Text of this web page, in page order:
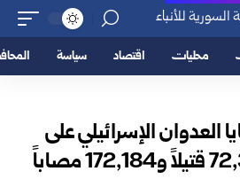
محليات اقتصاد سياسة
العدوان الإسرائيلي على